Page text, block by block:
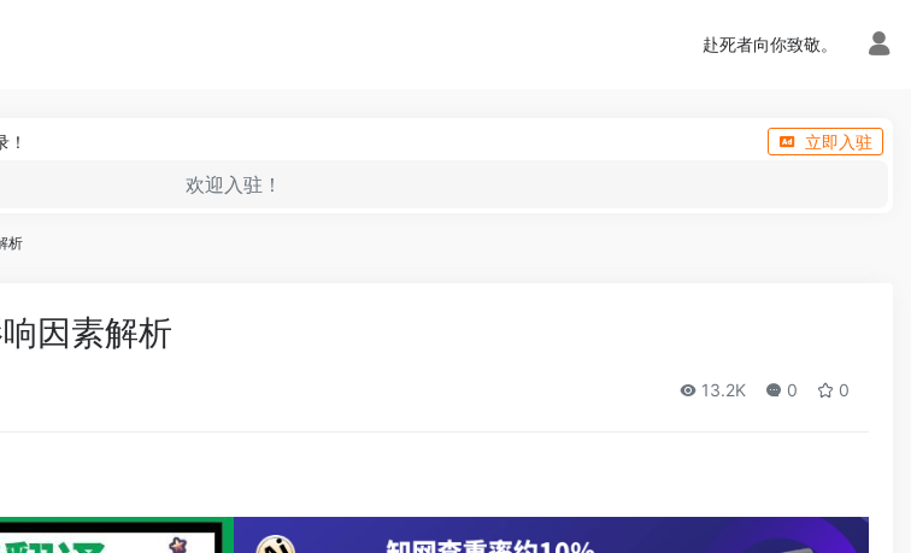
赴死者向你致敬。
立即入驻
欢迎入驻！
析
因素解析
13.2K 0 0